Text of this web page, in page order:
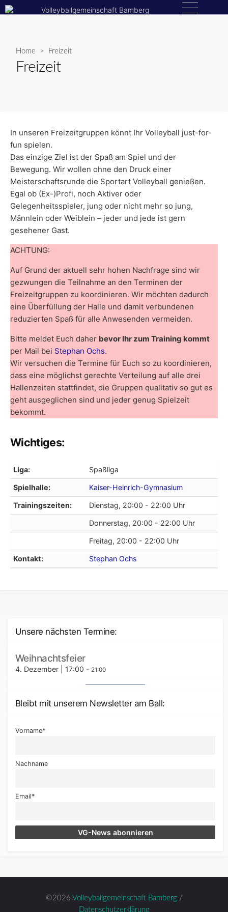
Skip
Menu
Home > Freizeit
Freizeit
In unseren Freizeitgruppen könnt Ihr Volleyball just-for-
fun spielen.
Das einzige Ziel ist der Spaß am Spiel und der
Bewegung. Wir wollen ohne den Druck einer
Meisterschaftsrunde die Sportart Volleyball genießen.
Egal ob (Ex-)Profi, noch Aktiver oder
Gelegenheitsspieler, jung oder nicht mehr so jung,
Männlein oder Weiblein – jeder und jede ist gern
gesehener Gast.
ACHTUNG:
Auf Grund der aktuell sehr hohen Nachfrage sind wir
gezwungen die Teilnahme an den Terminen der
Freizeitgruppen zu koordinieren. Wir möchten dadurch
eine Überfüllung der Halle und damit verbundenen
reduzierten Spaß für alle Anwesenden vermeiden.
Bitte meldet Euch daher bevor Ihr zum Training kommt
per Mail bei Stephan Ochs.
Wir versuchen die Termine für Euch so zu koordinieren,
dass eine möglichst gerechte Verteilung auf alle drei
Hallenzeiten stattfindet, die Gruppen qualitativ so gut es
geht ausgeglichen sind und jeder genug Spielzeit
bekommt.
Wichtiges:
Liga: Spaßliga
Spielhalle: Kaiser-Heinrich-Gymnasium
Trainingszeiten: Dienstag, 20:00 - 22:00 Uhr
Donnerstag, 20:00 - 22:00 Uhr
Freitag, 20:00 - 22:00 Uhr
Kontakt: Stephan Ochs
Unsere nächsten Termine:
Weihnachtsfeier
4. Dezember | 17:00 - 21:00
Bleibt mit unserem Newsletter am Ball:
Vorname*
Nachname
Email*
©2026 Volleyballgemeinschaft Bamberg/
Datenschutzerklärung